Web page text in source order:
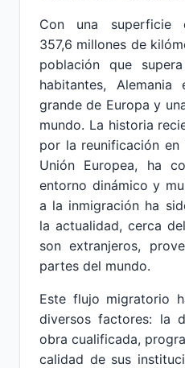
Con una superficie
357,6 millones de
población que
habitantes,
grande de Europa y
mundo. La historia
por la reunificación
Unión Europea, ha
entorno dinámico y
a la inmigración ha
la actualidad, cerca
son extranjeros,
partes del mundo.
Este flujo migratorio
diversos factores: la
obra cualificada,
calidad de sus